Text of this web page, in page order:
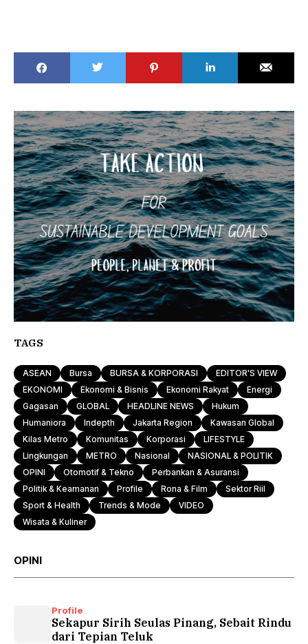
TAGS
ASEAN Bursa BURSA & KORPORASI
EDITOR'S VIEW
EKONOMI
Ekonomi & Bisnis Ekonomi Rakyat
Energi
Gagasan
GLOBAL HEADLINE NEWS
Hukum
Humaniora
Indepth Jakarta Region
Kawasan Global
Kilas Metro
Komunitas Korporasi
LIFESTYLE
Lingkungan
METRO Nasional
NASIONAL & POLITIK
OPINI
Otomotif & Tekno
Perbankan & Asuransi
Politik & Keamanan
Profile Rona & Film
Sektor Riil
Sport & Health
Trends & Mode
VIDEO
Wisata & Kuliner
OPINI
Profile
Sekapur Sirih Seulas Pinang, Sebait Rindu
dari Tepian Teluk